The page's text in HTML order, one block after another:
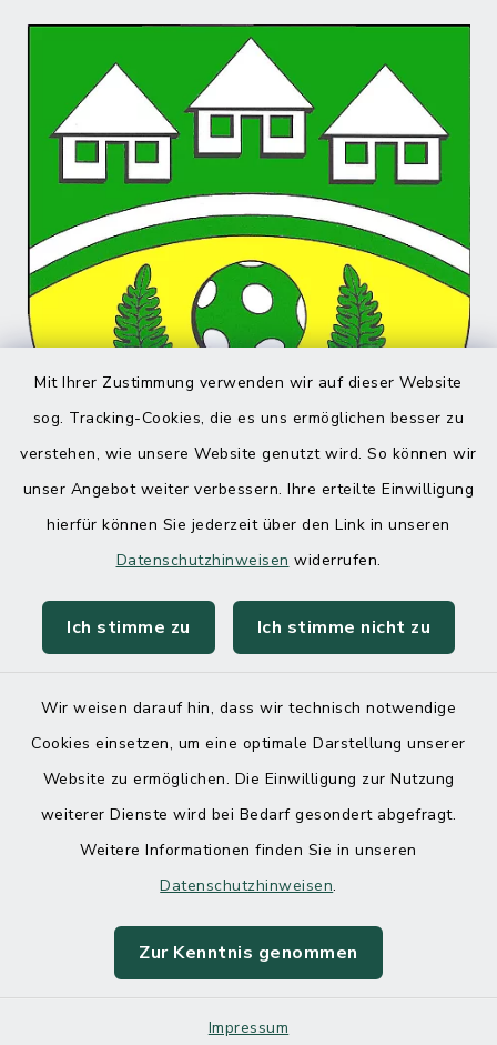
Mit Ihrer Zustimmung verwenden wir auf dieser Website
sog. Tracking-Cookies, die es uns ermöglichen besser zu
verstehen, wie unsere Website genutzt wird. So können wir
unser Angebot weiter verbessern. Ihre erteilte Einwilligung
hierfür können Sie jederzeit über den Link in unseren
Datenschutzhinweisen widerrufen.
Ich stimme zu Ich stimme nicht zu
Wir weisen darauf hin, dass wir technisch notwendige
Cookies einsetzen, um eine optimale Darstellung unserer
Website zu ermöglichen. Die Einwilligung zur Nutzung
weiterer Dienste wird bei Bedarf gesondert abgefragt.
Weitere Informationen finden Sie in unseren
Datenschutzhinweisen.
Zur Kenntnis genommen
Impressum
Kontakt
Datenschutz
Impressum
Cookie-Einstellungen